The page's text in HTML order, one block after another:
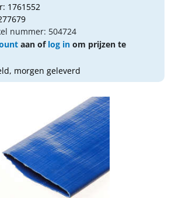
1761552
nummer: 504724
aan of log in om prijzen te
morgen geleverd